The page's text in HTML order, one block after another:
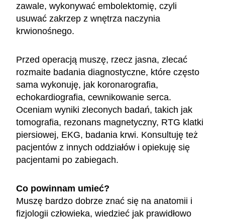
zawale, wykonywać embolektomię, czyli
usuwać zakrzep z wnętrza naczynia
krwionośnego.
Przed operacją muszę, rzecz jasna, zlecać
rozmaite badania diagnostyczne, które często
sama wykonuję, jak koronarografia,
echokardiografia, cewnikowanie serca.
Oceniam wyniki zleconych badań, takich jak
tomografia, rezonans magnetyczny, RTG klatki
piersiowej, EKG, badania krwi. Konsultuję też
pacjentów z innych oddziałów i opiekuję się
pacjentami po zabiegach.
Co powinnam umieć?
Muszę bardzo dobrze znać się na anatomii i
fizjologii człowieka, wiedzieć jak prawidłowo